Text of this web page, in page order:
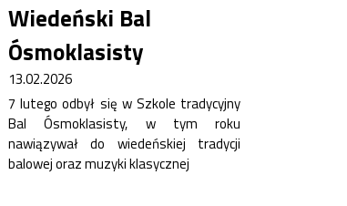
Wiedeński Bal
Ósmoklasisty
13.02.2026
7 lutego odbył się w Szkole tradycyjny
Bal Ósmoklasisty, w tym roku
nawiązywał do wiedeńskiej tradycji
balowej oraz muzyki klasycznej